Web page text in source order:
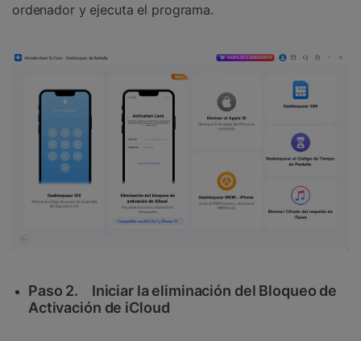
ordenador y ejecuta el programa.
Paso 2.
Iniciar la eliminación del Bloqueo de
Activación de iCloud